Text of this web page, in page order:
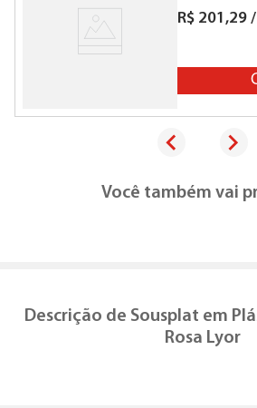
R$ 201,29 /
Você também vai
Descrição de Sousplat em
Rosa Lyor